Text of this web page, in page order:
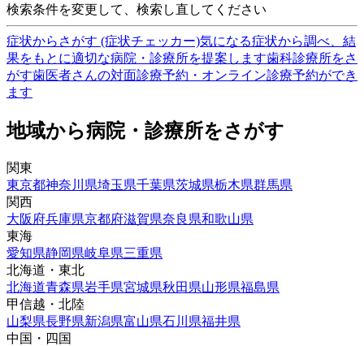
検索条件を変更して、検索し直してください
症状からさがす (症状チェッカー)気になる症状から調べ、結
果をもとに適切な病院・診療所を提案します歯科診療所をさ
がす歯医者さんの対面診療予約・オンライン診療予約ができ
ます
地域から病院・診療所をさがす
関東
東京都神奈川県埼玉県千葉県茨城県栃木県群馬県
関西
大阪府兵庫県京都府滋賀県奈良県和歌山県
東海
愛知県静岡県岐阜県三重県
北海道・東北
北海道青森県岩手県宮城県秋田県山形県福島県
甲信越・北陸
山梨県長野県新潟県富山県石川県福井県
中国・四国